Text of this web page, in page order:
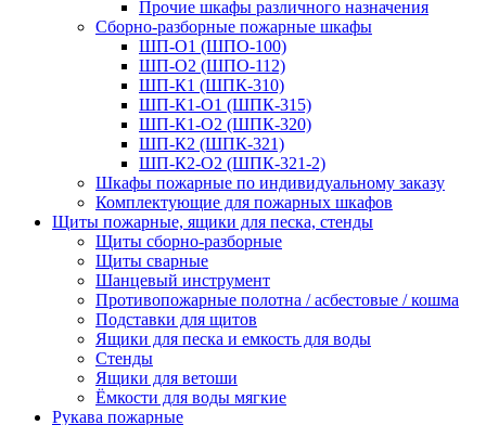
Прочие шкафы различного назначения
Сборно-разборные пожарные шкафы
ШП-О1 (ШПО-100)
ШП-О2 (ШПО-112)
ШП-К1 (ШПК-310)
ШП-К1-О1 (ШПК-315)
ШП-К1-О2 (ШПК-320)
ШП-К2 (ШПК-321)
ШП-К2-О2 (ШПК-321-2)
Шкафы пожарные по индивидуальному заказу
Комплектующие для пожарных шкафов
Щиты пожарные, ящики для песка, стенды
Щиты сборно-разборные
Щиты сварные
Шанцевый инструмент
Противопожарные полотна / асбестовые / кошма
Подставки для щитов
Ящики для песка и емкость для воды
Стенды
Ящики для ветоши
Ёмкости для воды мягкие
Рукава пожарные